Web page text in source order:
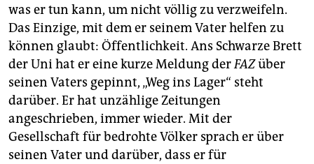
was er tun kann, um nicht völlig zu verzweifeln.
Das Einzige, mit dem er seinem Vater helfen zu
können glaubt: Öffentlichkeit. Ans Schwarze Brett
der Uni hat er eine kurze Meldung derFAZüber
seinen Vaters gepinnt, „Weg ins Lager“ steht
darüber. Er hat unzählige Zeitungen
angeschrieben, immer wieder. Mit der
Gesellschaft für bedrohte Völker sprach er über
seinen Vater und darüber, dass er für